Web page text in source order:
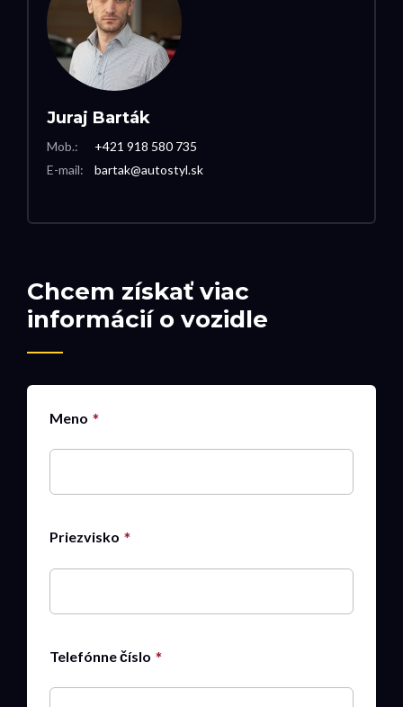
Chcem získať viac
informácií o vozidle
Meno
Priezvisko
Telefónne číslo
Juraj Barták
Mob.:
E-mail:
+421 918 580 735
bartak@autostyl.sk